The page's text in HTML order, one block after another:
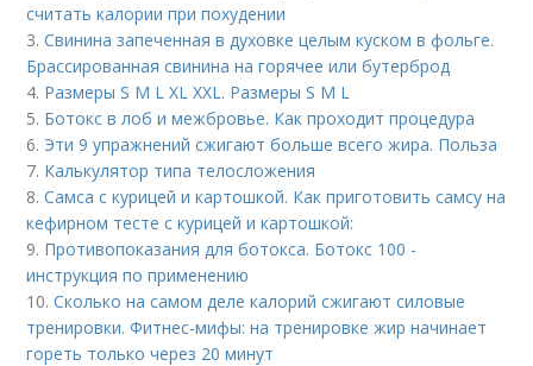
считать калории при похудении
3.Свинина запеченная в духовке целым куском в фольге.
Брассированная свинина на горячее или бутерброд
4. Размеры S M L XL XXL. Размеры S M L
5. Ботокс в лоб и межбровье. Как проходит процедура
6. Эти 9 упражнений сжигают больше всего жира. Польза
7. Калькулятор типа телосложения
8.Самса с курицей и картошкой. Как приготовить самсу на
кефирном тесте с курицей и картошкой:
9. Противопоказания для ботокса. Ботокс 100 -
инструкция по применению
10.Сколько на самом деле калорий сжигают силовые
тренировки. Фитнес-мифы: на тренировке жир начинает
гореть только через 20 минут